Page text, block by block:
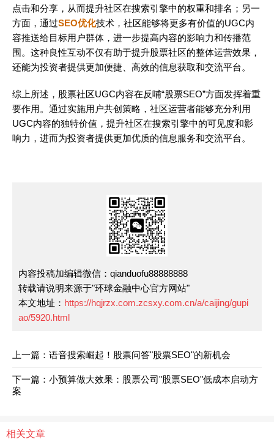
点击和分享，从而提升社区在搜索引擎中的权重和排名；另一
方面，通过SEO优化技术，社区能够将更多有价值的UGC内
容推送给目标用户群体，进一步提高内容的影响力和传播范
围。这种良性互动不仅有助于提升股票社区的整体运营效果，
还能为投资者提供更加便捷、高效的信息获取和交流平台。
综上所述，股票社区UGC内容在反哺“股票SEO”方面发挥着重
要作用。通过实施用户共创策略，社区运营者能够充分利用
UGC内容的独特价值，提升社区在搜索引擎中的可见度和影
响力，进而为投资者提供更加优质的信息服务和交流平台。
内容投稿加编辑微信：qianduofu88888888
转载请说明来源于"环球金融中心官方网站"
本文地址： https://hqjrzx.com.zcsxy.com.cn/a/caijing/gupi
ao/5920.html
上一篇：语音搜索崛起！股票问答"股票SEO"的新机会
下一篇：小预算做大效果：股票公司"股票SEO"低成本启动方
案
相关文章